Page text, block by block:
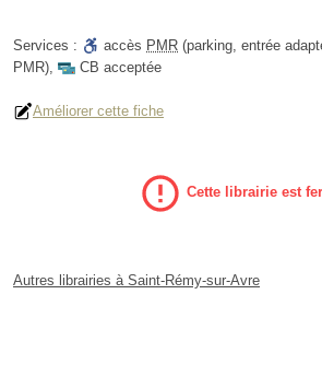
Services : accès PMR (parking, entrée
PMR), CB acceptée
Améliorer cette fiche
Cette librairie est
Autres librairies à Saint-Rémy-sur-Avre